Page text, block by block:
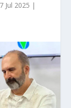
7 Jul 2025 |